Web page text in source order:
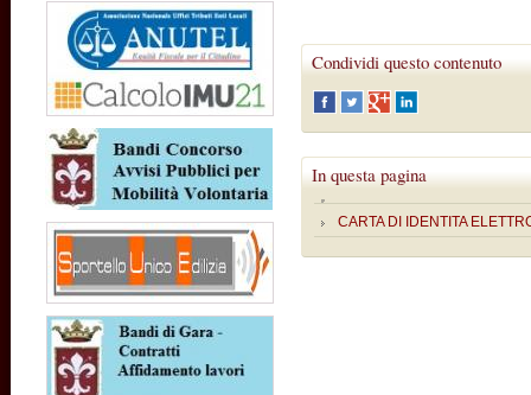
Condividi questo contenuto
In questa pagina
CARTA DI IDENTITA